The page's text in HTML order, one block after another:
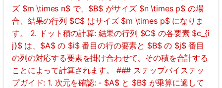
ズ $m \times n$ で、$B$ がサイズ $n \times p$ の場
合、結果の行列 $C$ はサイズ $m \times p$ になりま
す。 2. ドット積の計算: 結果の行列 $C$ の各要素 $c_{i
j}$ は、$A$ の $i$ 番目の行の要素と $B$ の $j$ 番目
の列の対応する要素を掛け合わせて、その積を合計する
ことによって計算されます。 ### ステップバイステッ
プガイド: 1. 次元を確認: - $A$ と $B$ が乗算に適して